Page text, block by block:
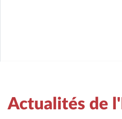
Actualités de